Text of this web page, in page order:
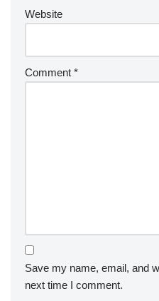
Website
Comment *
Save my name, email, and
next time I comment.